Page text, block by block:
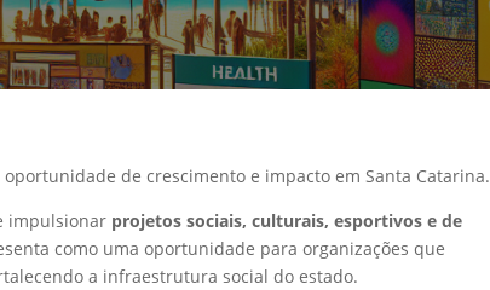
de crescimento e impacto em Santa Catarina.
impulsionar projetos sociais, culturais, esportivos e de
como uma oportunidade para organizações que
a infraestrutura social do estado.